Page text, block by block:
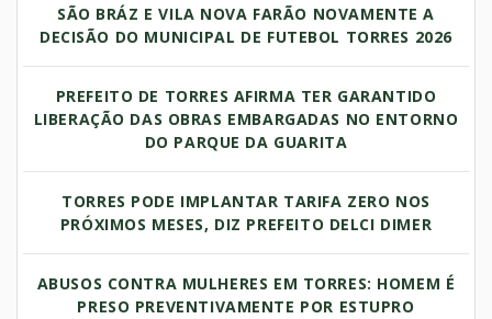
SÃO BRÁZ E VILA NOVA FARÃO NOVAMENTE A
DECISÃO DO MUNICIPAL DE FUTEBOL TORRES 2026
PREFEITO DE TORRES AFIRMA TER GARANTIDO
LIBERAÇÃO DAS OBRAS EMBARGADAS NO ENTORNO
DO PARQUE DA GUARITA
TORRES PODE IMPLANTAR TARIFA ZERO NOS
PRÓXIMOS MESES, DIZ PREFEITO DELCI DIMER
ABUSOS CONTRA MULHERES EM TORRES: HOMEM É
PRESO PREVENTIVAMENTE POR ESTUPRO